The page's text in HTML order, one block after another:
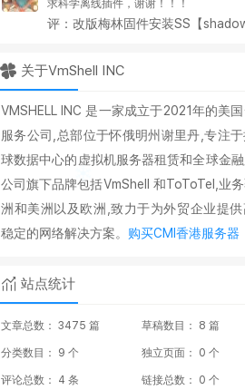
求科学离线插件，谢谢！！！
关于VmShell INC
VMSHELL INC 是一家成立于2021年的美
服务公司,总部位于怀俄明州谢里丹,专注
球数据中心的虚拟机服务器租赁和全球金融
公司旗下品牌包括VmShell 和ToToTel,业
洲和美洲以及欧洲,致力于为外贸企业提供
稳定的网络解决方案。 购买CMI香港服务器
站点统计
文章总数： 3475 篇 草稿数目： 8 篇
分类数目： 9 个 独立页面： 0 个
评论总数： 4 条 链接总数： 0 个